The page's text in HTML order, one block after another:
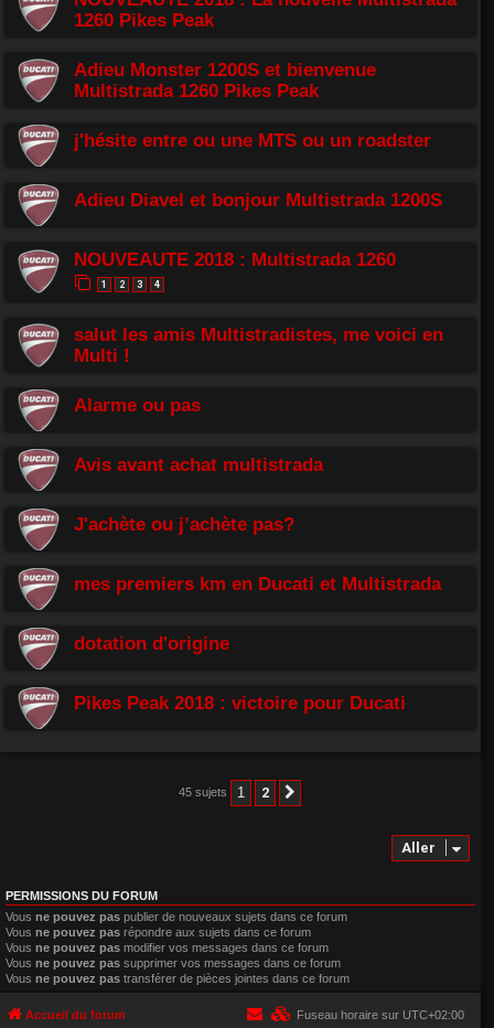
1260 Pikes Peak
Adieu Monster 1200S et bienvenue
Multistrada 1260 Pikes Peak
j'hésite entre ou une MTS ou un roadster
Adieu Diavel et bonjour Multistrada 1200S
NOUVEAUTE 2018 : Multistrada 1260
1 2 3 4
salut les amis Multistradistes, me voici en
Multi !
Alarme ou pas
Avis avant achat multistrada
J'achète ou j’achète pas?
mes premiers km en Ducati et Multistrada
dotation d'origine
Pikes Peak 2018 : victoire pour Ducati
45 sujets 1 2
Aller
PERMISSIONS DU FORUM
Vous ne pouvez pas publier de nouveaux sujets dans ce forum
Vous ne pouvez pas répondre aux sujets dans ce forum
Vous ne pouvez pas modifier vos messages dans ce forum
Vous ne pouvez pas supprimer vos messages dans ce forum
Vous ne pouvez pas transférer de pièces jointes dans ce forum
Accueil du forum Fuseau horaire sur UTC+02:00